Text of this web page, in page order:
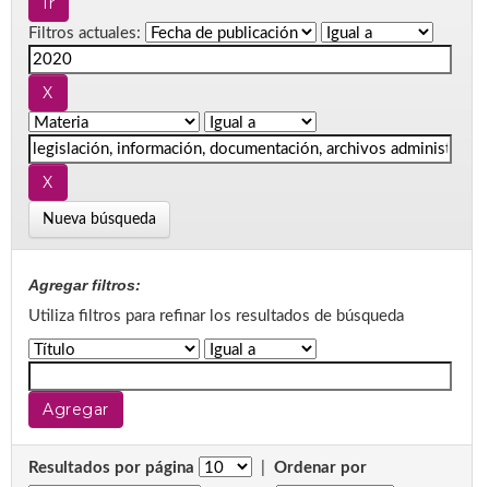
Filtros actuales:
Nueva búsqueda
Agregar filtros:
Utiliza filtros para refinar los resultados de búsqueda
Resultados por página
Ordenar por